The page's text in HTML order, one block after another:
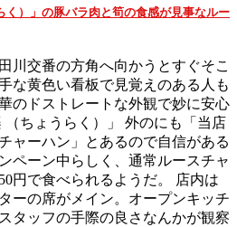
く）」の豚バラ肉と筍の食感が見事なルー
川交番の方角へ向かうとすぐそこ
な黄色い看板で見覚えのある人も
のドストレートな外観で妙に安心
ちょうらく）」 外のにも「当店
ャーハン」とあるので自信がある
ペーン中らしく、通常ルースチャ
円で食べられるようだ。 店内は
ーの席がメイン。オープンキッチ
タッフの手際の良さなんかが観察